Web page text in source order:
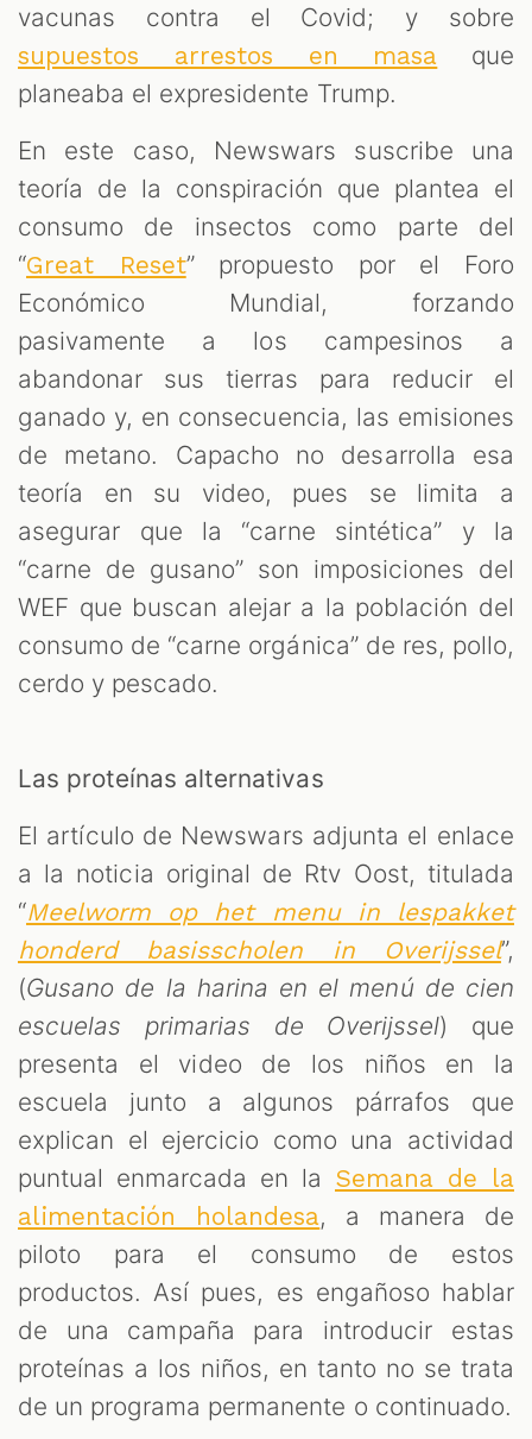
vacunas contra el Covid; y sobre
supuestos arrestos en masa que
planeaba el expresidente Trump.
En este caso, Newswars suscribe una
teoría de la conspiración que plantea el
consumo de insectos como parte del
“Great Reset” propuesto por el Foro
Económico Mundial, forzando
pasivamente a los campesinos a
abandonar sus tierras para reducir el
ganado y, en consecuencia, las emisiones
de metano. Capacho no desarrolla esa
teoría en su video, pues se limita a
asegurar que la “carne sintética” y la
“carne de gusano” son imposiciones del
WEF que buscan alejar a la población del
consumo de “carne orgánica” de res, pollo,
cerdo y pescado.
Las proteínas alternativas
El artículo de Newswars adjunta el enlace
a la noticia original de Rtv Oost, titulada
“Meelworm op het menu in lespakket
honderd basisscholen in Overijssel”,
(Gusano de la harina en el menú de cien
escuelas primarias de Overijssel) que
presenta el video de los niños en la
escuela junto a algunos párrafos que
explican el ejercicio como una actividad
puntual enmarcada en la Semana de la
alimentación holandesa, a manera de
piloto para el consumo de estos
productos. Así pues, es engañoso hablar
de una campaña para introducir estas
proteínas a los niños, en tanto no se trata
de un programa permanente o continuado.